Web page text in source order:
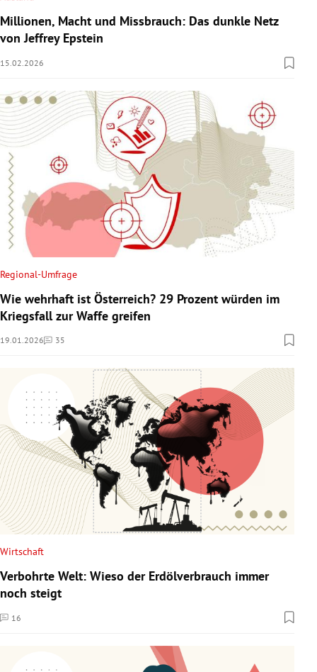
Millionen, Macht und Missbrauch: Das dunkle Netz
von Jeffrey Epstein
15.02.2026
Regional-Umfrage
Wie wehrhaft ist Österreich? 29 Prozent würden im
Kriegsfall zur Waffe greifen
19.01.2026 35
Kommentare
Wirtschaft
Verbohrte Welt: Wieso der Erdölverbrauch immer
noch steigt
16
Kommentare